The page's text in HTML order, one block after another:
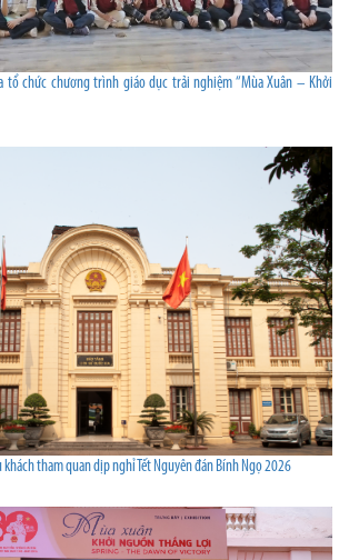
tổ chức chương trình giáo dục trải nghiệm “Mùa Xuân – Khởi
khách tham quan dịp nghỉ Tết Nguyên đán Bính Ngọ 2026